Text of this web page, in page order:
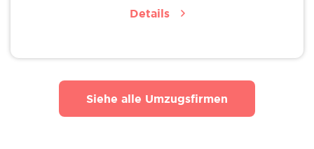
Details
Siehe alle Umzugsfirmen